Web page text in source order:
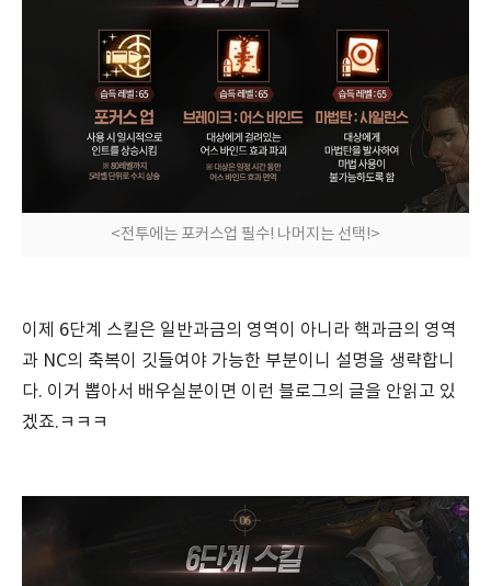
<전투에는 포커스업 필수! 나머지는 선택!>
이제 6단계 스킬은 일반과금의 영역이 아니라 핵과금의 영역
과 NC의 축복이 깃들여야 가능한 부분이니 설명을 생략합니
다. 이거 뽑아서 배우실분이면 이런 블로그의 글을 안읽고 있
겠죠.ㅋㅋㅋ